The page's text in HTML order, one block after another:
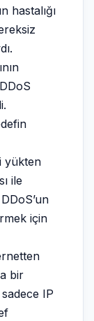
hastalığı
yükten
ile
için
bir
IP